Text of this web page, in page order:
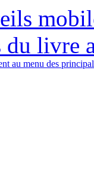
du livre
au menu des